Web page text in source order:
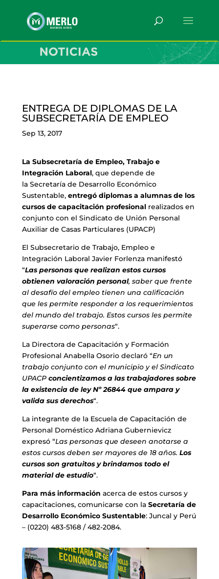
ENTREGA DE DIPLOMAS DE LA
SUBSECRETARÍA DE EMPLEO
Sep 13, 2017
La Subsecretaría de Empleo, Trabajo e
Integración Laboral, que depende de
la Secretaría de Desarrollo Económico
Sustentable, entregó diplomas a alumnas de los
cursos de capacitación profesionalrealizados en
conjunto con el Sindicato de Unión Personal
Auxiliar de Casas Particulares (UPACP)
El Subsecretario de Trabajo, Empleo e
Integración Laboral Javier Forlenza manifestó
“Las personas que realizan estos cursos
obtienen valoración personal, saber que frente
al desafío del empleo tienen una calificación
que les permite responder a los requerimientos
del mundo del trabajo. Estos cursos les permite
superarse como personas“.
La Directora de Capacitación y Formación
Profesional Anabella Osorio declaró “En un
trabajo conjunto con el municipio y el Sindicato
UPACP concientizamos a las trabajadores sobre
la existencia de ley Nº 26844 que ampara y
valida sus derechos“.
La integrante de la Escuela de Capacitación de
Personal Doméstico Adriana Gubernievicz
expresó “Las personas que deseen anotarse a
estos cursos deben ser mayores de 18 años. Los
cursos son gratuitos y brindamos todo el
material de estudio“.
Para más información acerca de estos cursos y
capacitaciones, comunicarse con la Secretaría de
Desarrollo Económico Sustentable: Juncal y Perú
– (0220) 483-5168 / 482-2084.